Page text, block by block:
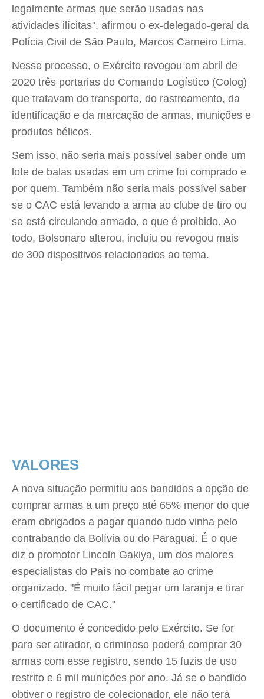
legalmente armas que serão usadas nas
atividades ilícitas", afirmou o ex-delegado-geral da
Polícia Civil de São Paulo, Marcos Carneiro Lima.
Nesse processo, o Exército revogou em abril de
2020 três portarias do Comando Logístico (Colog)
que tratavam do transporte, do rastreamento, da
identificação e da marcação de armas, munições e
produtos bélicos.
Sem isso, não seria mais possível saber onde um
lote de balas usadas em um crime foi comprado e
por quem. Também não seria mais possível saber
se o CAC está levando a arma ao clube de tiro ou
se está circulando armado, o que é proibido. Ao
todo, Bolsonaro alterou, incluiu ou revogou mais
de 300 dispositivos relacionados ao tema.
VALORES
A nova situação permitiu aos bandidos a opção de
comprar armas a um preço até 65% menor do que
eram obrigados a pagar quando tudo vinha pelo
contrabando da Bolívia ou do Paraguai. É o que
diz o promotor Lincoln Gakiya, um dos maiores
especialistas do País no combate ao crime
organizado. "É muito fácil pegar um laranja e tirar
o certificado de CAC."
O documento é concedido pelo Exército. Se for
para ser atirador, o criminoso poderá comprar 30
armas com esse registro, sendo 15 fuzis de uso
restrito e 6 mil munições por ano. Já se o bandido
obtiver o registro de colecionador, ele não terá